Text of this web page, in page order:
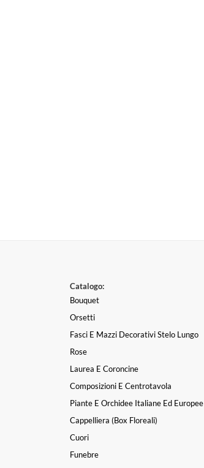
Catalogo:
Bouquet
Orsetti
Fasci E Mazzi Decorativi Stelo Lungo
Rose
Laurea E Coroncine
Composizioni E Centrotavola
Piante E Orchidee Italiane Ed Europee
Cappelliera (box Floreali)
Cuori
Funebre
Mazzi di fiori bellissimi